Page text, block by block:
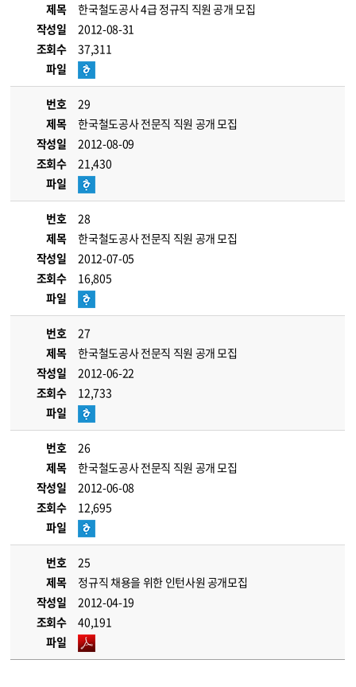
제목
한국철도공사 4급 정규직 직원 공개 모집
작성일
2012-08-31
조회수
37,311
파일
번호
29
제목
한국철도공사 전문직 직원 공개 모집
작성일
2012-08-09
조회수
21,430
파일
번호
28
제목
한국철도공사 전문직 직원 공개 모집
작성일
2012-07-05
조회수
16,805
파일
번호
27
제목
한국철도공사 전문직 직원 공개 모집
작성일
2012-06-22
조회수
12,733
파일
번호
26
제목
한국철도공사 전문직 직원 공개 모집
작성일
2012-06-08
조회수
12,695
파일
번호
25
제목
정규직 채용을 위한 인턴사원 공개모집
작성일
2012-04-19
조회수
40,191
파일